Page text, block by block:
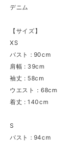
デニム
【サイズ】
XS
バスト : 90cm
肩幅 : 39cm
袖丈 : 58cm
ウエスト：68cm
着丈 : 140cm
S
バスト : 94cm